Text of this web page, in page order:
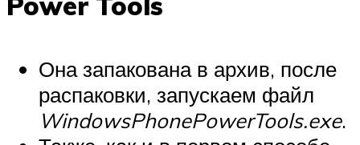
Она запакована в архив, после
распаковки, запускаем файл
WindowsPhonePowerTools.exe.